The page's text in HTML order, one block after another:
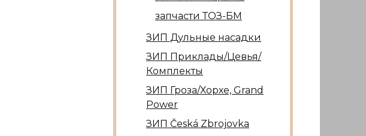
запчасти ТОЗ-БМ
ЗИП Дульные насадки
ЗИП Приклады/Цевья/
Комплекты
ЗИП Гроза/Хорхе, Grand
Power
ЗИП Česká Zbrojovka